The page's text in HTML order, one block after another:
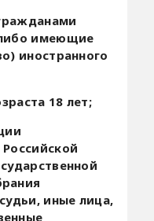
имеющие
иностранного
18 лет;
иные лица,